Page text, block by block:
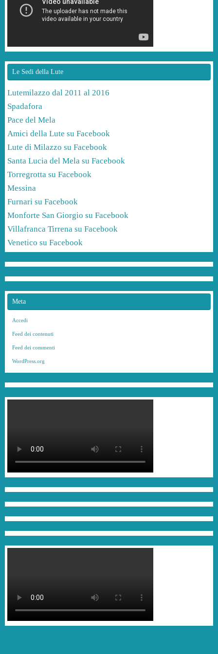
Le Sedi della Lute
Lutemilazzo dal 2011 al 2016
Spadafora
Pace del Mela
Amici della Lute su Facebook
Lute di Milazzo su Facebook
Santa Lucia del Mela su Facebook
Torregrotta su Facebook
Messina
Furnari su Facebook
Monforte San Giorgio su Facebook
Villafranca Tirrena su Facebook
Venetico su Facebook
Meta
Accedi
Feed dei contenuti
Feed dei commenti
WordPress.org